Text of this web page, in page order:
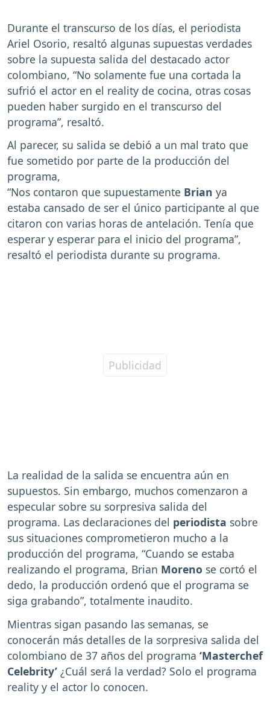
Durante el transcurso de los días, el periodista
Ariel Osorio, resaltó algunas supuestas verdades
sobre la supuesta salida del destacado actor
colombiano, “No solamente fue una cortada la
sufrió el actor en el reality de cocina, otras cosas
pueden haber surgido en el transcurso del
programa”, resaltó.
Al parecer, su salida se debió a un mal trato que
fue sometido por parte de la producción del
programa,
“Nos contaron que supuestamente Brian ya
estaba cansado de ser el único participante al que
citaron con varias horas de antelación. Tenía que
esperar y esperar para el inicio del programa”,
resaltó el periodista durante su programa.
La realidad de la salida se encuentra aún en
supuestos. Sin embargo, muchos comenzaron a
especular sobre su sorpresiva salida del
programa. Las declaraciones del periodista sobre
sus situaciones comprometieron mucho a la
producción del programa, “Cuando se estaba
realizando el programa, Brian Moreno se cortó el
dedo, la producción ordenó que el programa se
siga grabando”, totalmente inaudito.
Mientras sigan pasando las semanas, se
conocerán más detalles de la sorpresiva salida del
colombiano de 37 años del programa ‘Masterchef
Celebrity’ ¿Cuál será la verdad? Solo el programa
reality y el actor lo conocen.